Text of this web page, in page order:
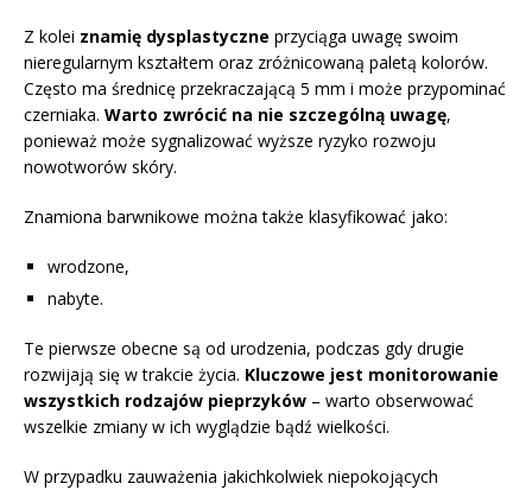
Z kolei znamię dysplastyczne przyciąga uwagę swoim
nieregularnym kształtem oraz zróżnicowaną paletą kolorów.
Często ma średnicę przekraczającą 5 mm i może przypominać
czerniaka. Warto zwrócić na nie szczególną uwagę,
ponieważ może sygnalizować wyższe ryzyko rozwoju
nowotworów skóry.
Znamiona barwnikowe można także klasyfikować jako:
wrodzone,
nabyte.
Te pierwsze obecne są od urodzenia, podczas gdy drugie
rozwijają się w trakcie życia. Kluczowe jest monitorowanie
wszystkich rodzajów pieprzyków – warto obserwować
wszelkie zmiany w ich wyglądzie bądź wielkości.
W przypadku zauważenia jakichkolwiek niepokojących